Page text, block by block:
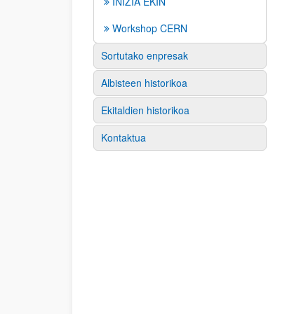
Workshop CERN
Sortutako enpresak
Albisteen historikoa
Ekitaldien historikoa
Kontaktua